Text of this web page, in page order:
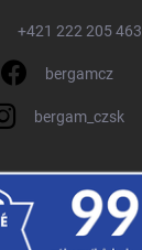
+421 222 205 463
bergamcz
bergam_czsk